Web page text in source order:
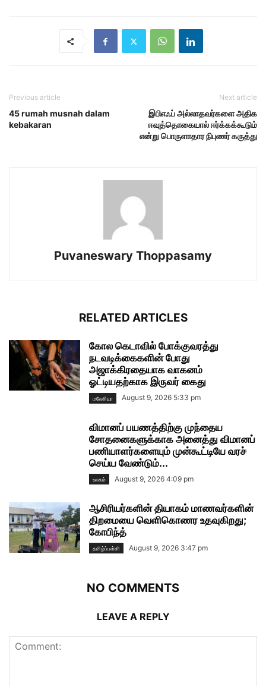
Previous article
45 rumah musnah dalam
kebakaran
Next article
இபிஎஃப் அல்லாதவர்களை அதிக
ஈவுத்தொகையால் ஈர்க்கக்கூடும்
என்று பொருளாதார நிபுணர் கருத்து
Puvaneswary Thoppasamy
RELATED ARTICLES
கோல கெடாவில் போக்குவரத்து
நடவடிக்கைகளின் போது
அஜாக்கிரதையாக வாகனம்
ஓட்டியதற்காக இருவர் கைது
மலேசியா August 9, 2026 5:33 pm
விமானப் பயணத்திற்கு முந்தைய
சோதனைகளுக்காக அனைத்து விமானப்
பணியாளர்களையும் முன்கூட்டியே வரச்
செய்ய வேண்டும்...
உலகம் August 9, 2026 4:09 pm
ஆசிரியர்களின் தியாகம் மாணவர்களின்
திறமையை வெளிகொணர உதவுகிறது;
கோபிந்த்
தமிழ்ப்பள்ளி August 9, 2026 3:47 pm
NO COMMENTS
LEAVE A REPLY